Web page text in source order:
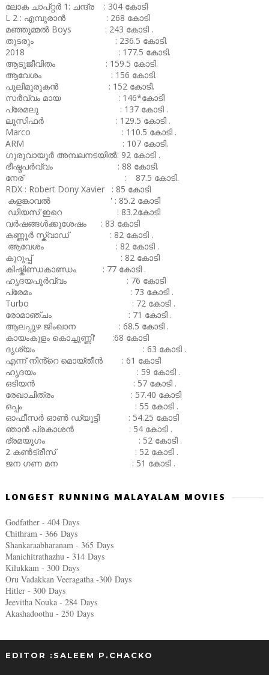
ലോക ചാപ്റ്റർ 1: ചന്ദ്ര : 304 കോടി
L 2 : എമ്പുരാൻ : 268 കോടി
മഞ്ഞുമ്മൽ Boys : 243 കോടി .
തുടരും : 236.5 കോടി.
2018 : 177.5 കോടി.
ആടുജീവിതം : 159.5 കോടി.
ആവേശം : 156 കോടി.
പുലിമുരുകൻ : 152 കോടി.
സർവ്വം മായ : 146*കോടി
പ്രേമലു : 137 കോടി .
ലൂസിഫർ : 129.5 കോടി .
Marco : 110.5 കോടി .
ARM : 107 കോടി.
ഗുരുവായൂർ അമ്പലനടയിൽ: 92 കോടി .
ഭീഷ്മപർവ്വം : 88 കോടി.
നേര് : 87.5 കോടി.
RDX : Robert Dony Xavier : 85 കോടി
കളങ്കാവൽ ' : 85.2 കോടി
ഡീയസ് ഇറെ : 83.2കോടി
വർഷങ്ങൾക്കുശേഷം : 83 കോടി
കണ്ണൂർ സ്ക്വാഡ് : 82 കോടി .
ആവേശം : 82 കോടി .
കുറുപ്പ് : 82 കോടി
കിഷ്കിണ്ഡകാണ്ഡം : 77 കോടി .
ഹൃദയപൂർവ്വം : 76 കോടി
പ്രേമം : 73 കോടി .
Turbo : 72 കോടി .
രോമാഞ്ചം : 71 കോടി .
ആലപ്പുഴ ജിംഖാന : 68.5 കോടി .
കായംകുളം കൊച്ചുണ്ണി' :68 കോടി
ദൃശ്യം : 63 കോടി .
എന്ന് നിൻ്റെ മൊയ്തീൻ : 61 കോടി
ഹൃദയം : 59 കോടി .
ഒടിയൻ : 57 കോടി .
രേഖാചിത്രം : 57.40 കോടി
ഒപ്പം : 55 കോടി .
ഓഫീസർ ഓൺ ഡ്യൂട്ടി : 54.25 കോടി
ഞാൻ പ്രകാശൻ : 54 കോടി .
ഭ്രമയുഗം : 52 കോടി .
2 കൺട്രീസ് : 52 കോടി .
ജന ഗണ മന : 51 കോടി .
LONGEST RUNNING MALAYALAM MOVIES
Godfather - 404 Days
Chithram - 366 Days
Shankaraabharanam - 365 Days
Manichitrathazhu - 314 Days
Kilukkam - 300 Days
Oru Vadakkan Veeragatha -300 Days
Hitler - 300 Days
Jeevitha Nouka - 284 Days
Akashadoothu - 250 Days
EDITOR :SALEEM P.CHACKO